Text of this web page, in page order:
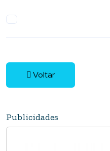
Voltar
Publicidades